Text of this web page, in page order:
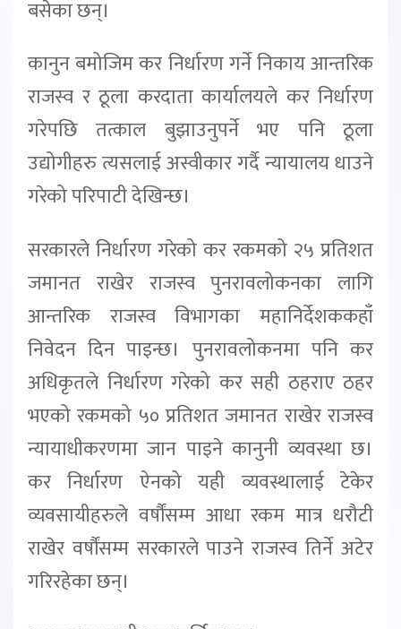
बसेका छन्।
कानुन बमोजिम कर निर्धारण गर्ने निकाय आन्तरिक
राजस्व र ठूला करदाता कार्यालयले कर निर्धारण
गरेपछि तत्काल बुझाउनुपर्ने भए पनि ठूला
उद्योगीहरु त्यसलाई अस्वीकार गर्दै न्यायालय धाउने
गरेको परिपाटी देखिन्छ।
सरकारले निर्धारण गरेको कर रकमको २५ प्रतिशत
जमानत राखेर राजस्व पुनरावलोकनका लागि
आन्तरिक राजस्व विभागका महानिर्देशककहाँ
निवेदन दिन पाइन्छ। पुनरावलोकनमा पनि कर
अधिकृतले निर्धारण गरेको कर सही ठहराए ठहर
भएको रकमको ५० प्रतिशत जमानत राखेर राजस्व
न्यायाधीकरणमा जान पाइने कानुनी व्यवस्था छ।
कर निर्धारण ऐनको यही व्यवस्थालाई टेकेर
व्यवसायीहरुले वर्षौंसम्म आधा रकम मात्र धरौटी
राखेर वर्षौंसम्म सरकारले पाउने राजस्व तिर्ने अटेर
गरिरहेका छन्।